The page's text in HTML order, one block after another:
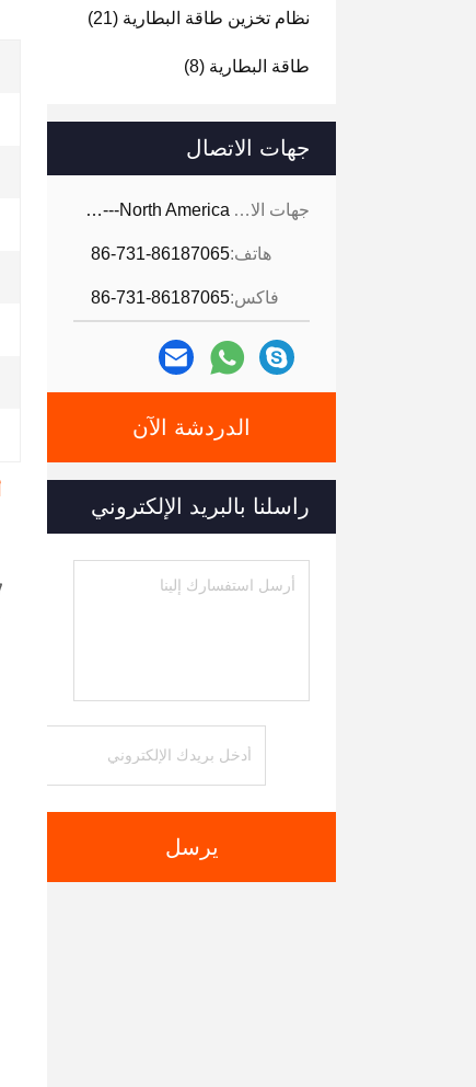
نظام تخزين طاقة البطارية (21)
طاقة البطارية (8)
جهات الاتصال
جهات الاتصال: Ms. Cara -----North America
هاتف:86-731-86187065
فاكس:86-731-86187065
الدردشة الآن
راسلنا بالبريد الإلكتروني
يرسل